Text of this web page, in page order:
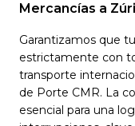
Mercancías a
Garantizamos que
estrictamente con
transporte
de Porte CMR. La
esencial para una